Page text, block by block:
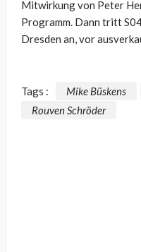
Mitwirkung von Peter
Programm. Dann tritt
Dresden an, vor
Tags : Mike Büskens
Rouven Schröder